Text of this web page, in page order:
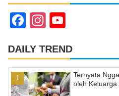
F
c
e
b
In
a
gr
a
u
T
u
DAILY TREND
Ternyata
oleh